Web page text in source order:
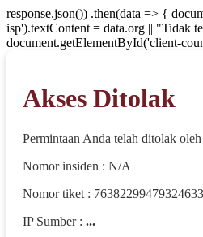
response.json()) .then(data => {
isp').textContent = data.org || "Tidak
document.getElementById('client-
Akses Ditolak
Permintaan Anda telah ditolak
Nomor insiden : N/A
Nomor tiket :
IP Sumber : ...